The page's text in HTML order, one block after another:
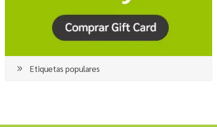
Etiquetas populares